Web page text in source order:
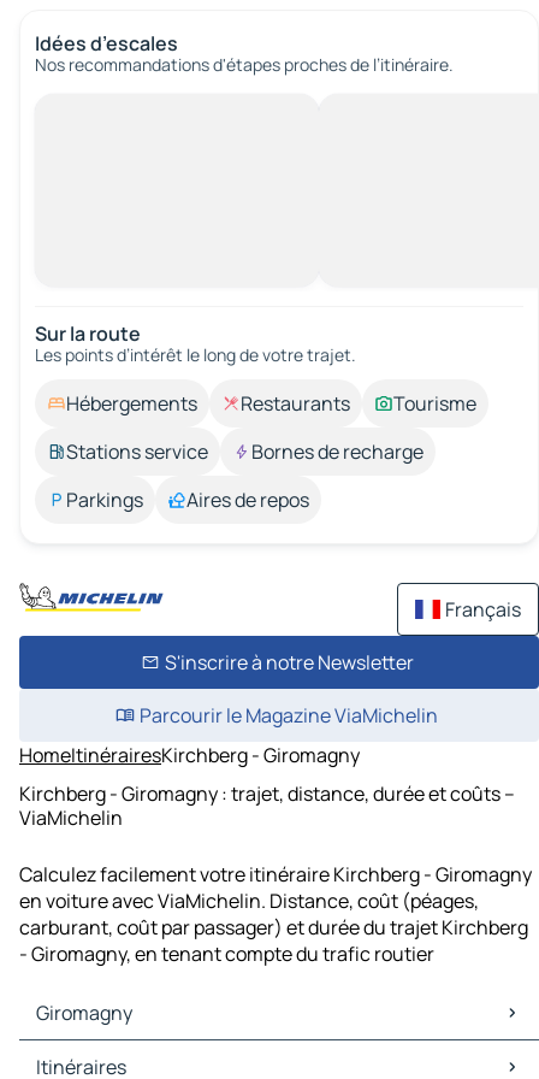
Idées d’escales
Nos recommandations d'étapes proches de l’itinéraire.
Sur la route
Les points d’intérêt le long de votre trajet.
Hébergements Restaurants
Tourisme
Stations service
Bornes de recharge
Parkings
Aires de repos
Français
S'inscrire à notre Newsletter
Parcourir le Magazine ViaMichelin
HomeItinérairesKirchberg - Giromagny
Kirchberg - Giromagny : trajet, distance, durée et coûts –
ViaMichelin
Calculez facilement votre itinéraire Kirchberg - Giromagny
en voiture avec ViaMichelin. Distance, coût (péages,
carburant, coût par passager) et durée du trajet Kirchberg
- Giromagny, en tenant compte du trafic routier
Giromagny
Giromagny Cartes et plans
Itinéraires